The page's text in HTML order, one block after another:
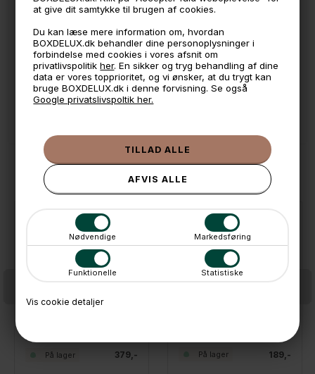
at give dit samtykke til brugen af cookies.
Du kan læse mere information om, hvordan
BOXDELUX.dk behandler dine personoplysninger i
forbindelse med cookies i vores afsnit om
privatlivspolitikher. En sikker og tryg behandling af dine
data er vores topprioritet, og vi ønsker, at du trygt kan
bruge BOXDELUX.dk i denne forvisning. Se også
Google privatslivspoltik her.
Nødvendige Markedsføring
Funktionelle Statistiske
Vis cookie detaljer
📦 Fragtfri v. køb over 999,- ellers fra 49,- med GLS
💳 Betal med
📱 Kundeservice 50446800 (9-12)
ANDRE IDÉER
379,-
På lager 189,-
På lager